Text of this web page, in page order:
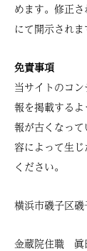
めます。修正
にて開示されま
免責事項
当サイトのコ
報を掲載する
報が古くなっ
容によって生
ください。
横浜市磯子区
金蔵院住職 眞